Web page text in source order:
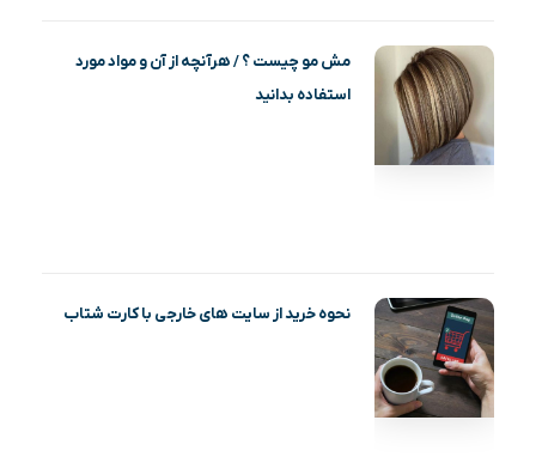
مش مو چیست ؟ / هرآنچه از آن و مواد مورد
استفاده بدانید
نحوه خرید از سایت های خارجی با کارت شتاب